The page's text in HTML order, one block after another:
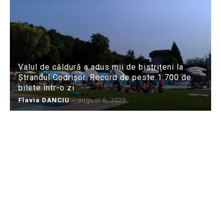
Valul de căldură a adus mii de bistrițeni la
Ștrandul Codrișor. Record de peste 1.700 de
bilete într-o zi
Flavia DANCIU - august 6, 2026